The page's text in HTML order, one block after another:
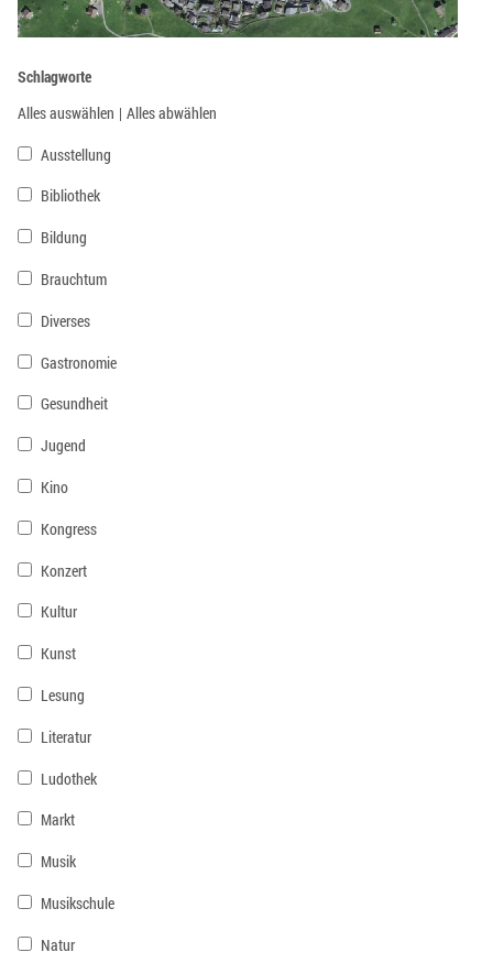
Schlagworte
Alles auswählen | Alles abwählen
Ausstellung
Bibliothek
Bildung
Brauchtum
Diverses
Gastronomie
Gesundheit
Jugend
Kino
Kongress
Konzert
Kultur
Kunst
Lesung
Literatur
Ludothek
Markt
Musik
Musikschule
Natur